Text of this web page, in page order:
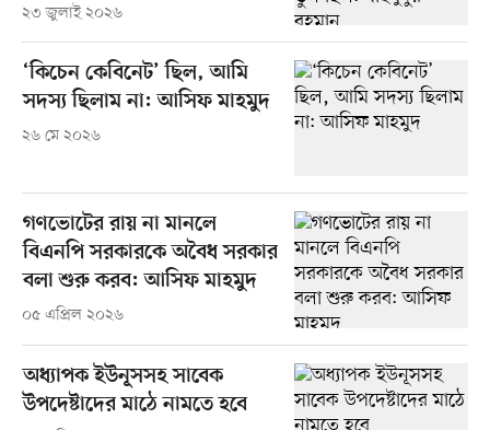
২৩ জুলাই ২০২৬
‘কিচেন কেবিনেট’ ছিল, আমি
সদস্য ছিলাম না: আসিফ মাহমুদ
২৬ মে ২০২৬
গণভোটের রায় না মানলে
বিএনপি সরকারকে অবৈধ সরকার
বলা শুরু করব: আসিফ মাহমুদ
০৫ এপ্রিল ২০২৬
অধ্যাপক ইউনূসসহ সাবেক
উপদেষ্টাদের মাঠে নামতে হবে